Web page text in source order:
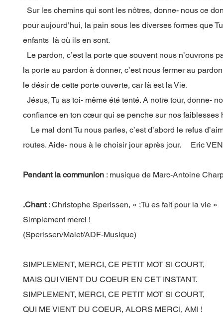
Sur les chemins qui sont les nôtres, donne- nous ce
pour aujourd’hui, la pain sous les diverses formes que
enfants là où ils en sont.
Le pardon, c’est la porte que souvent nous n’ouvrons
la porte au pardon à donner, c’est nous fermer au
le désir de cette porte ouverte, car là est la Vie.
Jésus, Tu as toi- même été tenté. A notre tour, donne-
confiance en ton cœur qui se penche sur nos faiblesses
Le mal dont Tu nous parles, c’est d’abord le refus
routes. Aide- nous à le choisir jour après jour. Eric
Pendant la communion : musique de Marc-Antoine
.Chant : Christophe Sperissen, « ;Tu es fait pour la vie »
Simplement merci !
(Sperissen/Malet/ADF-Musique)
SIMPLEMENT, MERCI, CE PETIT MOT SI COURT,
MAIS QUI VIENT DU COEUR EN CET INSTANT.
SIMPLEMENT, MERCI, CE PETIT MOT SI COURT,
QUI ME VIENT DU COEUR, ALORS MERCI, AMI !